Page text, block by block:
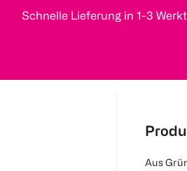
Schnelle Lieferung in 1-3
Aus